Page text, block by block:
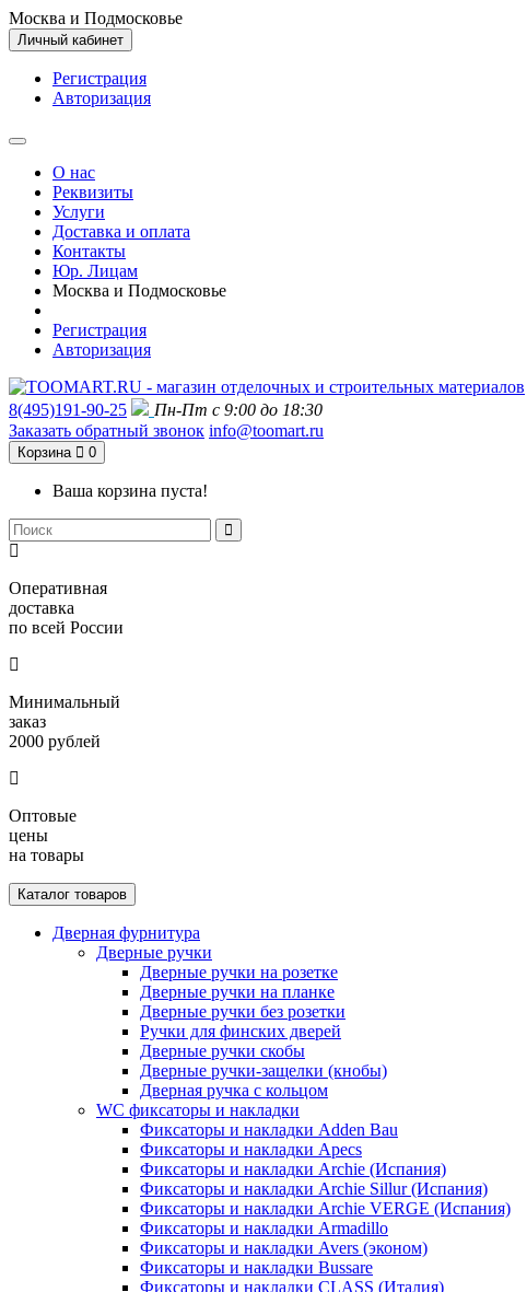
Москва и Подмосковье
Личный кабинет
Регистрация
Авторизация
О нас
Реквизиты
Услуги
Доставка и оплата
Контакты
Юр. Лицам
Москва и Подмосковье
Регистрация
Авторизация
8(495)191-90-25
Пн-Пт с 9:00 до 18:30
Заказать обратный звонок info@toomart.ru
Корзина 0
Ваша корзина пуста!
Оперативная
доставка
по всей России
Минимальный
заказ
2000 рублей
Оптовые
цены
на товары
Каталог товаров
Дверная фурнитура
Дверные ручки
Дверные ручки на розетке
Дверные ручки на планке
Дверные ручки без розетки
Ручки для финских дверей
Дверные ручки скобы
Дверные ручки-защелки (кнобы)
Дверная ручка с кольцом
WC фиксаторы и накладки
Фиксаторы и накладки Adden Bau
Фиксаторы и накладки Apecs
Фиксаторы и накладки Archie (Испания)
Фиксаторы и накладки Archie Sillur (Испания)
Фиксаторы и накладки Archie VERGE (Испания)
Фиксаторы и накладки Armadillo
Фиксаторы и накладки Avers (эконом)
Фиксаторы и накладки Bussare
Фиксаторы и накладки CLASS (Италия)